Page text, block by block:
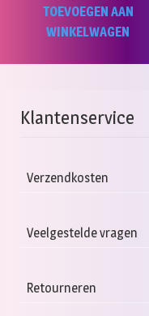
prijs
was:
prijs
TOEVOEGEN AAN
WINKELWAGEN
Klantenservice
Verzendkosten
Veelgestelde vragen
Retourneren